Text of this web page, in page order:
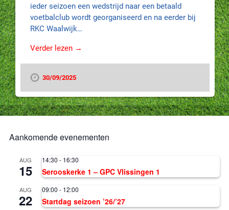
ieder seizoen een wedstrijd naar een betaald
voetbalclub wordt georganiseerd en na eerder bij
RKC Waalwijk…
Verder lezen →
30/09/2025
Aankomende evenementen
AUG
15
14:30 - 16:30
Serooskerke 1 – GPC Vlissingen 1
AUG
22
09:00 - 12:00
Startdag seizoen ’26/’27